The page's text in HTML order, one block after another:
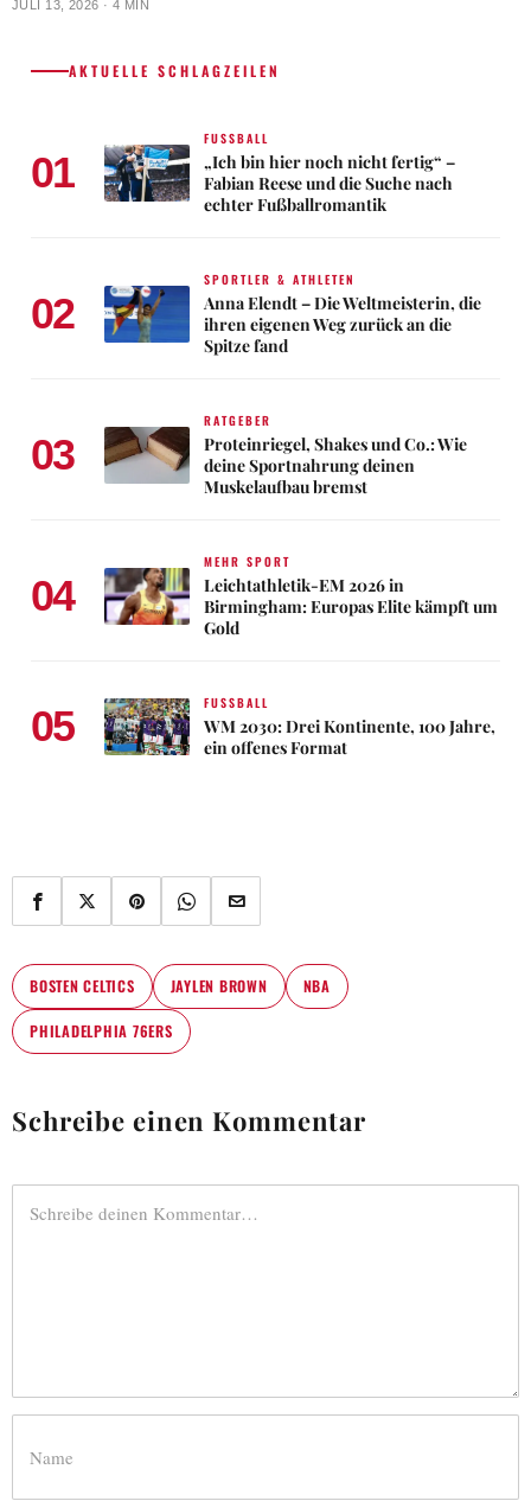
JULI 13, 2026 · 4 MIN
AKTUELLE SCHLAGZEILEN
01
FUSSBALL
„Ich bin hier noch nicht fertig“ –
Fabian Reese und die Suche nach
echter Fußballromantik
02
SPORTLER & ATHLETEN
Anna Elendt – Die Weltmeisterin, die
ihren eigenen Weg zurück an die
Spitze fand
03
RATGEBER
Proteinriegel, Shakes und Co.: Wie
deine Sportnahrung deinen
Muskelaufbau bremst
04
MEHR SPORT
Leichtathletik-EM 2026 in
Birmingham: Europas Elite kämpft um
Gold
05 FUSSBALL
WM 2030: Drei Kontinente, 100 Jahre,
ein offenes Format
BOSTEN CELTICS JAYLEN BROWN
NBA
PHILADELPHIA 76ERS
Schreibe einen Kommentar